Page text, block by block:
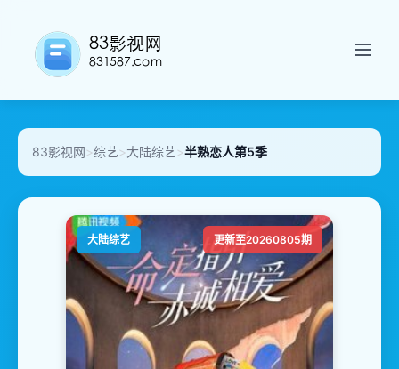
83影视网>综艺>大陆综艺>半熟恋人第5季
大陆综艺 更新至20260805期